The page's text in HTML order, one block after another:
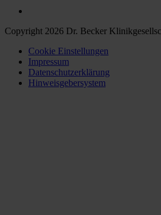
Copyright 2026 Dr. Becker
Cookie Einstellungen
Impressum
Datenschutzerklärung
Hinweisgebersystem